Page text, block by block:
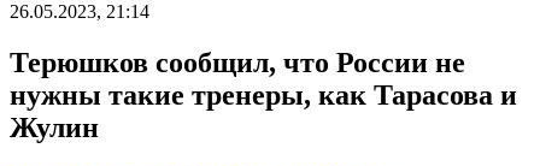
26.05.2023, 21:14
Терюшков сообщил, что России не
нужны такие тренеры, как Тарасова и
Жулин